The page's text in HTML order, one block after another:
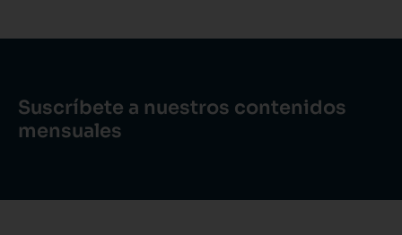
Suscríbete a nuestros contenidos
mensuales